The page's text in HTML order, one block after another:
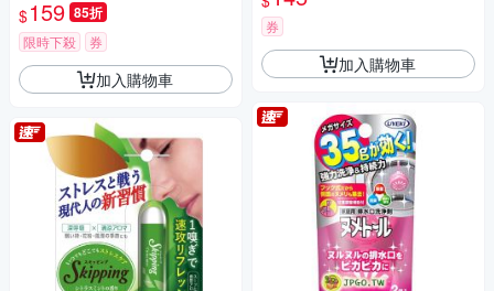
$159 85折
限時下殺 券
加入購物車
券
加入購物車